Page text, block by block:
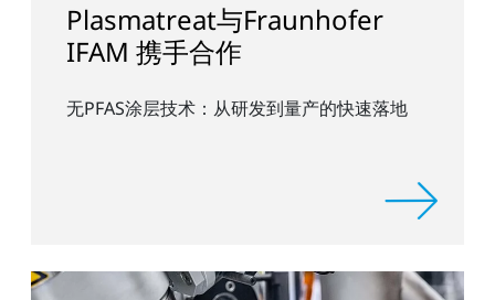
Plasmatreat与Fraunhofer
IFAM 携手合作
无PFAS涂层技术：从研发到量产的快速落地